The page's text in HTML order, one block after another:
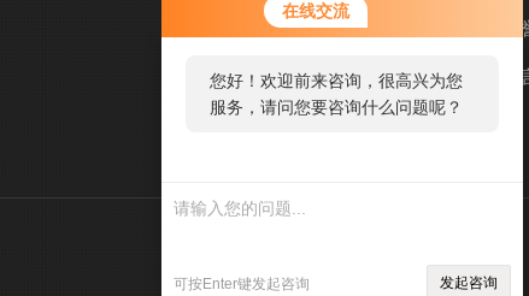
在线交流
您好！欢迎前来咨询，很高兴为您
服务，请问您要咨询什么问题呢？
了需求产品，您可以直接在线与我
联系！
可按Enter键发起咨询 发起咨询